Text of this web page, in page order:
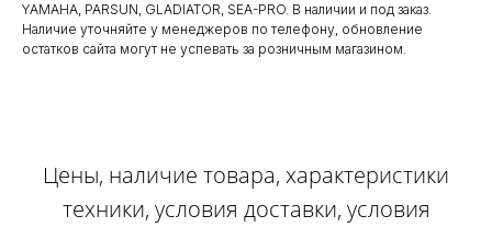
YAMAHA, PARSUN, GLADIATOR, SEA-PRO. В наличии и под заказ.
Наличие уточняйте у менеджеров по телефону, обновление
остатков сайта могут не успевать за розничным магазином.
Цены, наличие товара, характеристики
техники, условия доставки, условия